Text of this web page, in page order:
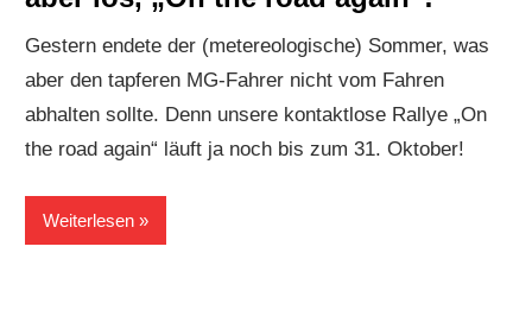
Gestern endete der (metereologische) Sommer, was
aber den tapferen MG-Fahrer nicht vom Fahren
abhalten sollte. Denn unsere kontaktlose Rallye „On
the road again“ läuft ja noch bis zum 31. Oktober!
Weiterlesen